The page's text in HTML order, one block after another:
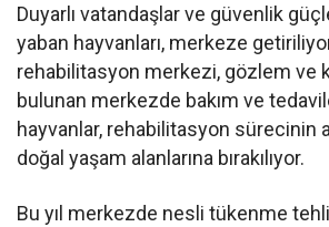
Duyarlı vatandaşlar ve güvenlik
yaban hayvanları, merkeze
rehabilitasyon merkezi, gözlem ve
bulunan merkezde bakım ve
hayvanlar, rehabilitasyon sürecinin
doğal yaşam alanlarına bırakılıyor.
Bu yıl merkezde nesli tükenme